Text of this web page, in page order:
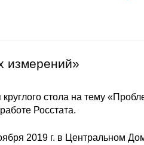
измерений»
стола на тему
Росстата.
2019 г. в Центральном